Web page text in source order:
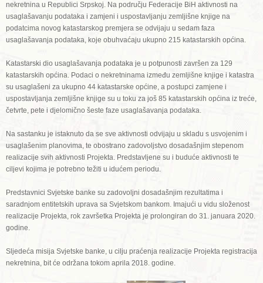
nekretnina u Republici Srpskoj. Na području Federacije BiH aktivnosti na
usaglašavanju podataka i zamjeni i uspostavljanju zemljišne knjige na
podatcima novog katastarskog premjera se odvijaju u sedam faza
usaglašavanja podataka, koje obuhvaćaju ukupno 215 katastarskih općina.
Katastarski dio usaglašavanja podataka je u potpunosti završen za 129
katastarskih općina. Podaci o nekretninama između zemljišne knjige i katastra
su usaglašeni za ukupno 44 katastarske općine, a postupci zamjene i
uspostavljanja zemljišne knjige su u toku za još 85 katastarskih općina iz treće,
četvrte, pete i djelomično šeste faze usaglašavanja podataka.
Na sastanku je istaknuto da se sve aktivnosti odvijaju u skladu s usvojenim i
usaglašenim planovima, te obostrano zadovoljstvo dosadašnjim stepenom
realizacije svih aktivnosti Projekta. Predstavljene su i buduće aktivnosti te
ciljevi kojima je potrebno težiti u idućem periodu.
Predstavnici Svjetske banke su zadovoljni dosadašnjim rezultatima i
saradnjom entitetskih uprava sa Svjetskom bankom. Imajući u vidu složenost
realizacije Projekta, rok završetka Projekta je prolongiran do 31. januara 2020.
godine.
Sljedeća misija Svjetske banke, u cilju praćenja realizacije Projekta registracija
nekretnina, bit će održana tokom aprila 2018. godine.